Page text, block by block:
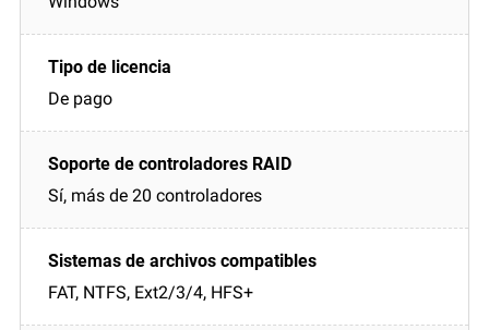
De pago
Sí, más de 20 controladores
FAT, NTFS, Ext2/3/4, HFS+